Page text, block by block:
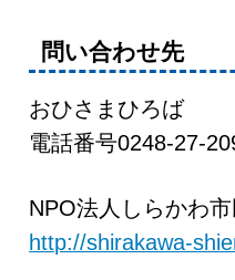
問い合わせ先
おひさまひろば
電話番号0248-27-
NPO法人しらかわ
http://shirakawa-